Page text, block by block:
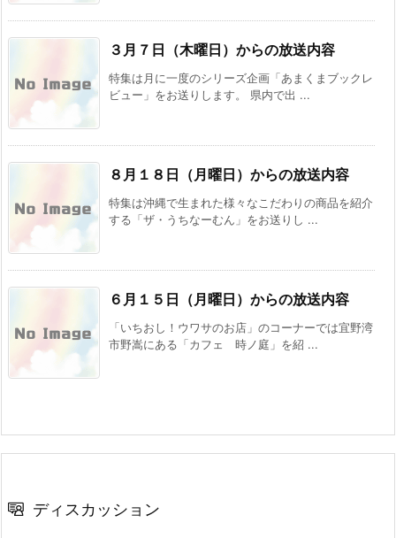
３月７日（木曜日）からの放送内容
特集は月に一度のシリーズ企画「あまくまブックレ
ビュー」をお送りします。 県内で出 ...
８月１８日（月曜日）からの放送内容
特集は沖縄で生まれた様々なこだわりの商品を紹介
する「ザ・うちなーむん」をお送りし ...
６月１５日（月曜日）からの放送内容
「いちおし！ウワサのお店」のコーナーでは宜野湾
市野嵩にある「カフェ 時ノ庭」を紹 ...
ディスカッション